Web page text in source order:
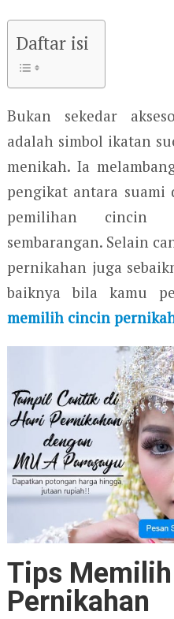
Daftar isi
Bukan sekedar
adalah simbol ikatan
menikah. Ia
pengikat antara suami
pemilihan
sembarangan. Selain
pernikahan juga
baiknya bila kamu
memilih cincin
Tips
Pernikahan